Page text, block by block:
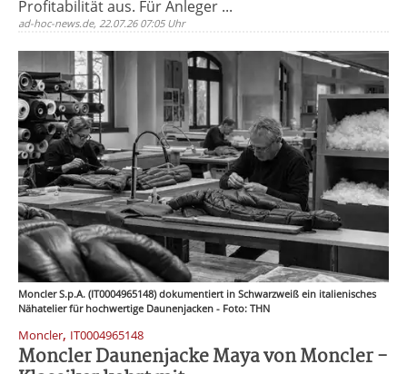
Profitabilität aus. Für Anleger ...
ad-hoc-news.de, 22.07.26 07:05 Uhr
Moncler S.p.A. (IT0004965148) dokumentiert in Schwarzweiß ein italienisches
Nähatelier für hochwertige Daunenjacken - Foto: THN
Moncler, IT0004965148
Moncler Daunenjacke Maya von Moncler -